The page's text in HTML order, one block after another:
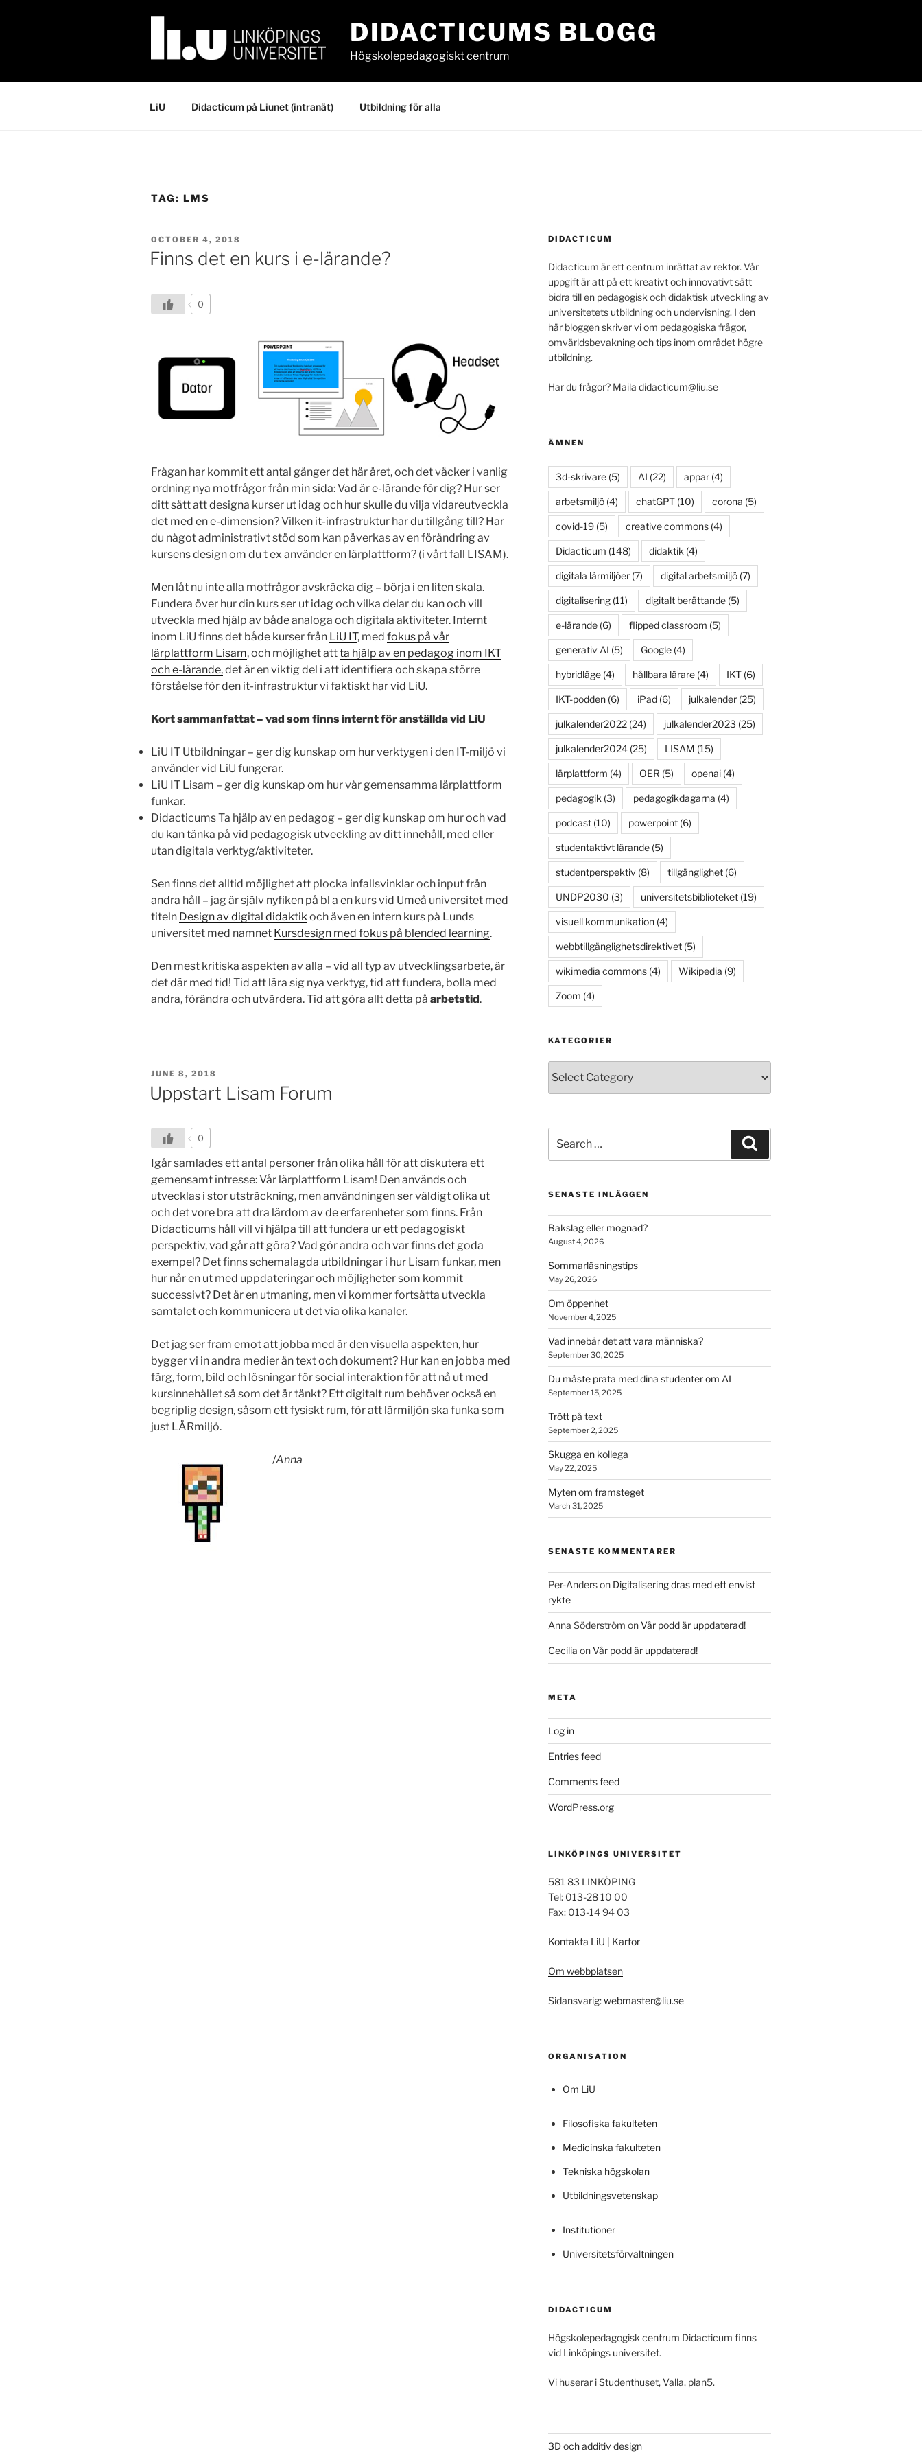
DIDACTICUMS BLOGG
Högskolepedagogiskt centrum
LiU Didacticum på Liunet (intranät) Utbildning för alla
TAG: LMS
POSTED
ON
OCTOBER 4, 2018
Finns det en kurs i e-lärande?
0
Frågan har kommit ett antal gånger det här året, och det väcker i vanlig
ordning nya motfrågor från min sida: Vad är e-lärande för dig? Hur ser
ditt sätt att designa kurser ut idag och hur skulle du vilja vidareutveckla
det med en e-dimension? Vilken it-infrastruktur har du tillgång till? Har
du något administrativt stöd som kan påverkas av en förändring av
kursens design om du t ex använder en lärplattform? (i vårt fall LISAM).
Men låt nu inte alla motfrågor avskräcka dig – börja i en liten skala.
Fundera över hur din kurs ser ut idag och vilka delar du kan och vill
utveckla med hjälp av både analoga och digitala aktiviteter. Internt
inom LiU finns det både kurser från LiU IT, med fokus på vår
lärplattform Lisam, och möjlighet attta hjälp av en pedagog inom IKT
och e-lärande,det är en viktig del i att identifiera och skapa större
förståelse för den it-infrastruktur vi faktiskt har vid LiU.
Kort sammanfattat – vad som finns internt för anställda vid LiU
LiU IT Utbildningar – ger dig kunskap om hur verktygen i den IT-miljö vi
använder vid LiU fungerar.
LiU IT Lisam – ger dig kunskap om hur vår gemensamma lärplattform
funkar.
Didacticums Ta hjälp av en pedagog – ger dig kunskap om hur och vad
du kan tänka på vid pedagogisk utveckling av ditt innehåll, med eller
utan digitala verktyg/aktiviteter.
Sen finns det alltid möjlighet att plocka infallsvinklar och input från
andra håll – jag är själv nyfiken på bl a en kurs vid Umeå universitet med
titeln Design av digital didaktikoch även en intern kurs på Lunds
universitet med namnet Kursdesign med fokus på blended learning.
Den mest kritiska aspekten av alla – vid all typ av utvecklingsarbete, är
det där med tid! Tid att lära sig nya verktyg, tid att fundera, bolla med
andra, förändra och utvärdera. Tid att göra allt detta på arbetstid.
POSTED
ON
JUNE 8, 2018
Uppstart Lisam Forum
0
Igår samlades ett antal personer från olika håll för att diskutera ett
gemensamt intresse: Vår lärplattform Lisam! Den används och
utvecklas i stor utsträckning, men användningen ser väldigt olika ut
och det vore bra att dra lärdom av de erfarenheter som finns. Från
Didacticums håll vill vi hjälpa till att fundera ur ett pedagogiskt
perspektiv, vad går att göra? Vad gör andra och var finns det goda
exempel? Det finns schemalagda utbildningar i hur Lisam funkar, men
hur når en ut med uppdateringar och möjligheter som kommit
successivt? Det är en utmaning, men vi kommer fortsätta utveckla
samtalet och kommunicera ut det via olika kanaler.
Det jag ser fram emot att jobba med är den visuella aspekten, hur
bygger vi in andra medier än text och dokument? Hur kan en jobba med
färg, form, bild och lösningar för social interaktion för att nå ut med
kursinnehållet så som det är tänkt? Ett digitalt rum behöver också en
begriplig design, såsom ett fysiskt rum, för att lärmiljön ska funka som
just LÄRmiljö.
/Anna
DIDACTICUM
Didacticum är ett centrum inrättat av rektor. Vår
uppgift är att på ett kreativt och innovativt sätt
bidra till en pedagogisk och didaktisk utveckling av
universitetets utbildning och undervisning. I den
här bloggen skriver vi om pedagogiska frågor,
omvärldsbevakning och tips inom området högre
utbildning.
Har du frågor? Maila didacticum@liu.se
ÄMNEN
3d-skrivare(5) AI (22) appar(4)
arbetsmiljö(4) chatGPT(10) corona (5)
covid-19(5) creative commons(4)
Didacticum (148) didaktik (4)
digitala lärmiljöer(7) digital arbetsmiljö(7)
digitalisering(11) digitalt berättande(5)
e-lärande(6) flipped classroom (5)
generativ AI (5) Google(4)
hybridläge(4) hållbara lärare(4) IKT(6)
IKT-podden(6) iPad(6) julkalender(25)
julkalender2022(24) julkalender2023 (25)
julkalender2024(25) LISAM (15)
lärplattform (4) OER (5) openai(4)
pedagogik (3) pedagogikdagarna (4)
podcast(10) powerpoint(6)
studentaktivt lärande(5)
studentperspektiv (8) tillgänglighet(6)
UNDP2030 (3) universitetsbiblioteket(19)
visuell kommunikation(4)
webbtillgänglighetsdirektivet(5)
wikimedia commons(4) Wikipedia (9)
Zoom (4)
KATEGORIER
for:
SENASTE INLÄGGEN
Bakslag eller mognad?
August 4, 2026
Sommarläsningstips
May 26, 2026
Om öppenhet
November 4, 2025
Vad innebär det att vara människa?
September 30, 2025
Du måste prata med dina studenter om AI
September 15, 2025
Trött på text
September 2, 2025
Skugga en kollega
May 22, 2025
Myten om framsteget
March 31, 2025
SENASTE KOMMENTARER
Per-Anderson Digitalisering dras med ett envist
rykte
Anna Söderström onVår podd är uppdaterad!
Cecilia onVår podd är uppdaterad!
META
Log in
Entries feed
Comments feed
WordPress.org
LINKÖPINGS UNIVERSITET
581 83 LINKÖPING
Tel: 013-28 10 00
Fax: 013-14 94 03
Kontakta LiU Kartor
Om webbplatsen
Sidansvarig:webmaster@liu.se
ORGANISATION
Om LiU
Filosofiska fakulteten
Medicinska fakulteten
Tekniska högskolan
Utbildningsvetenskap
Institutioner
Universitetsförvaltningen
DIDACTICUM
Högskolepedagogisk centrum Didacticum finns
vid Linköpings universitet.
Vi huserar i Studenthuset, Valla, plan5.
3D och additiv design